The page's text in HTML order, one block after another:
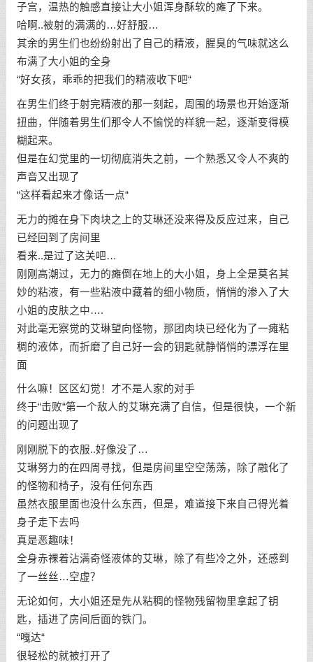
子宫，温热的触感直接让大小姐浑身酥软的瘫了下来。
哈啊..被射的满满的…好舒服…
其余的男生们也纷纷射出了自己的精液，腥臭的气味就这么
布满了大小姐的全身
“好女孩，乖乖的把我们的精液收下吧“
在男生们终于射完精液的那一刻起，周围的场景也开始逐渐
扭曲，伴随着男生们那令人不愉悦的样貌一起，逐渐变得模
糊起来。
但是在幻觉里的一切彻底消失之前，一个熟悉又令人不爽的
声音又出现了
“这样看起来才像话一点“
无力的摊在身下肉块之上的艾琳还没来得及反应过来，自己
已经回到了房间里
看来..是过了这关吧…
刚刚高潮过，无力的瘫倒在地上的大小姐，身上全是莫名其
妙的粘液，有一些粘液中藏着的细小物质，悄悄的渗入了大
小姐的皮肤之中….
对此毫无察觉的艾琳望向怪物，那团肉块已经化为了一瘫粘
稠的液体，而折磨了自己好一会的钥匙就静悄悄的漂浮在里
面
什么嘛！区区幻觉！才不是人家的对手
终于“击败“第一个敌人的艾琳充满了自信，但是很快，一个新
的问题出现了
刚刚脱下的衣服..好像没了…
艾琳努力的在四周寻找，但是房间里空空荡荡，除了融化了
的怪物和椅子，没有任何东西
虽然衣服里面也没什么东西，但是，难道接下来自己得光着
身子走下去吗
真是恶趣味！
全身赤裸着沾满奇怪液体的艾琳，除了有些冷之外，还感到
了一丝丝…空虚？
无论如何，大小姐还是先从粘稠的怪物残留物里拿起了钥
匙，插进了房间后面的铁门。
“嘎达“
很轻松的就被打开了